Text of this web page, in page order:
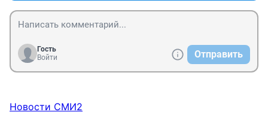
Гость
Войти
Отправить
Новости СМИ2